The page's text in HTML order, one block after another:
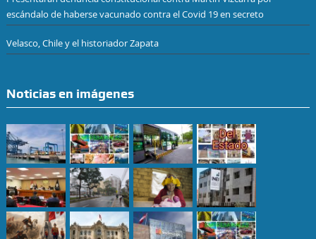
escándalo de haberse vacunado contra el Covid 19 en secreto
Velasco, Chile y el historiador Zapata
Noticias en imágenes